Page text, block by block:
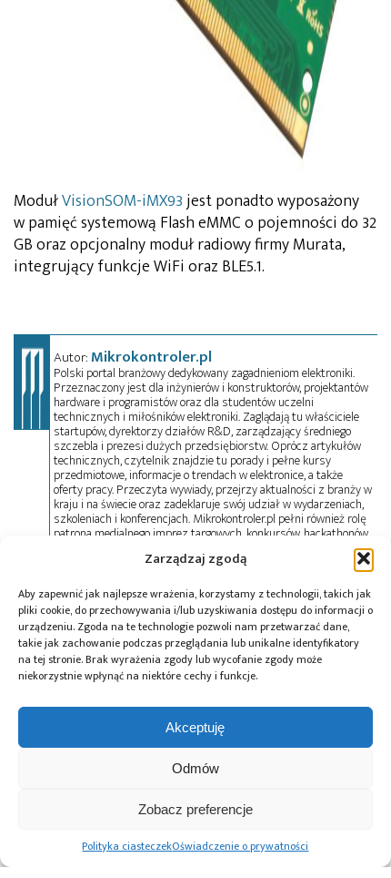
Zarządzaj zgodą
Aby zapewnić jak najlepsze wrażenia, korzystamy z technologii, takich jak
pliki cookie, do przechowywania i/lub uzyskiwania dostępu do informacji o
urządzeniu. Zgoda na te technologie pozwoli nam przetwarzać dane,
takie jak zachowanie podczas przeglądania lub unikalne identyfikatory
na tej stronie. Brak wyrażenia zgody lub wycofanie zgody może
niekorzystnie wpłynąć na niektóre cechy i funkcje.
Akceptuję
Odmów
Zobacz preferencje
Polityka ciasteczekOświadczenie o prywatności
ModułVisionSOM-iMX93jest ponadto wyposażony
w pamięć systemową Flash eMMC o pojemności do 32
GB oraz opcjonalny moduł radiowy firmy Murata,
integrujący funkcje WiFi oraz BLE5.1.
Autor:Mikrokontroler.pl
Polski portal branżowy dedykowany zagadnieniom elektroniki.
Przeznaczony jest dla inżynierów i konstruktorów, projektantów
hardware i programistów oraz dla studentów uczelni
technicznych i miłośników elektroniki. Zaglądają tu właściciele
startupów, dyrektorzy działów R&D, zarządzający średniego
szczebla i prezesi dużych przedsiębiorstw. Oprócz artykułów
technicznych, czytelnik znajdzie tu porady i pełne kursy
przedmiotowe, informacje o trendach w elektronice, a także
oferty pracy. Przeczyta wywiady, przejrzy aktualności z branży w
kraju i na świecie oraz zadeklaruje swój udział w wydarzeniach,
szkoleniach i konferencjach. Mikrokontroler.pl pełni również rolę
patrona medialnego imprez targowych, konkursów, hackathonów
Tagi:NXP,SLS26,SOM,System-on-Module
kamera 5Mpx
i adapter SSD
Implementacja
funkcji Screen
Mirroring na
platformach
VisionSOM-
8Mmini –
multimedialny
system embedded